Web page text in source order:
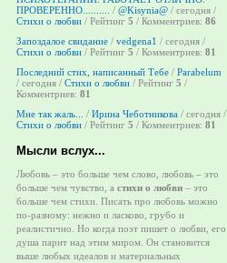
ПРОВЕРЕННО..........
/ @Kisynia@ / сегодня /
Стихи о любви / Рейтинг 5 / Комментриев: 86
Запоздалое свидание / vedgena1 / сегодня /
Стихи о любви / Рейтинг 5 / Комментриев: 81
Последний стих, написанный Тебе / Parabelum
/ сегодня / Стихи о любви / Рейтинг 5 /
Комментриев: 81
Мне так жаль...
/ Ирина Чеботникова / сегодня /
Стихи о любви / Рейтинг 5 / Комментриев: 81
Мысли вслух...
Любовь – это больше чем слово, любовь – это
больше чем чувство, а стихи о любви – это
больше чем стихи. Писать про любовь можно
по-разному: нежно и ласково, грубо и
реалистично. Но когда поэт пишет о любви, его
душа парит над этим миром. Он становится
выше любых идеалов и материальных